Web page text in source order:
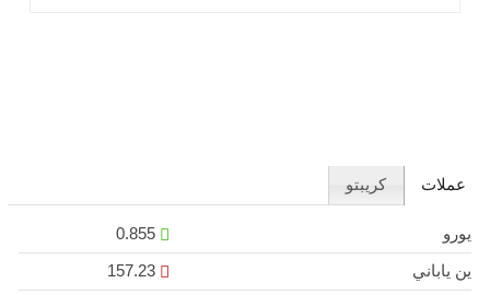
عملات كريبتو
يورو
0.855
ين ياباني
157.23